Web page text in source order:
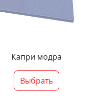
Капри модра
Выбрать